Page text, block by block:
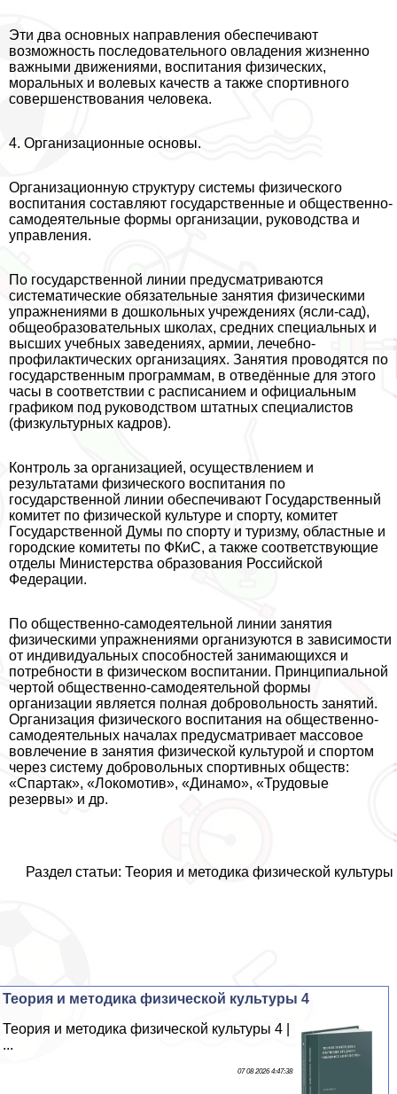
Эти два основных направления обеспечивают
возможность последовательного овладения жизненно
важными движениями, воспитания физических,
мopaльных и волевых качеств а также спортивного
совершенствования человека.
4. Организационные основы.
Организационную структуру системы физического
воспитания составляют государственные и общественно-
самодеятельные формы организации, руководства и
управления.
По государственной линии предусматриваются
систематические обязательные занятия физическими
упражнениями в дошкольных учреждениях (ясли-сад),
общеобразовательных школах, средних специальных и
высших учебных заведениях, армии, лечебно-
профилактических организациях. Занятия проводятся по
государственным программам, в отведённые для этого
часы в соответствии с расписанием и официальным
графиком под руководством штатных специалистов
(физкультурных кадров).
Контроль за организацией, осуществлением и
результатами физического воспитания по
государственной линии обеспечивают Государственный
комитет по физической культуре и спорту, комитет
Государственной Думы по спорту и туризму, областные и
городские комитеты по ФКиС, а также соответствующие
отделы Министерства образования Российской
Федерации.
По общественно-самодеятельной линии занятия
физическими упражнениями организуются в зависимости
от индивидуальных способностей занимающихся и
потребности в физическом воспитании. Принципиальной
чертой общественно-самодеятельной формы
организации является полная добровольность занятий.
Организация физического воспитания на общественно-
самодеятельных началах предусматривает массовое
вовлечение в занятия физической культурой и спортом
через систему добровольных спортивных обществ:
«Спартак», «Локомотив», «Динамо», «Трудовые
резервы» и др.
Раздел статьи: Теория и методика физической культуры
Теория и методика физической культуры 4
Теория и методика физической культуры 4 |
...
07 08 2026 4:47:38